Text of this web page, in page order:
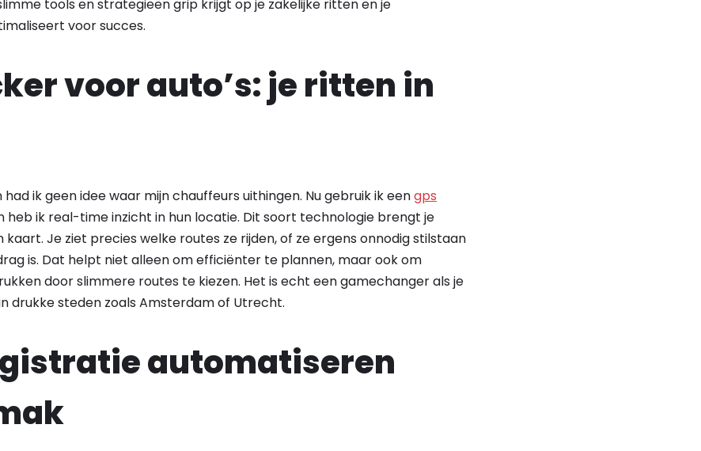
tools en strategieën grip krijgt op je zakelijke ritten en je
voor succes.
voor auto’s: je ritten in
ik geen idee waar mijn chauffeurs uithingen. Nu gebruik ik eengps
heb ik real-time inzicht in hun locatie. Dit soort technologie brengt je
Je ziet precies welke routes ze rijden, of ze ergens onnodig stilstaan
is. Dat helpt niet alleen om efficiënter te plannen, maar ook om
door slimmere routes te kiezen. Het is echt een gamechanger als je
drukke steden zoals Amsterdam of Utrecht.
automatiseren